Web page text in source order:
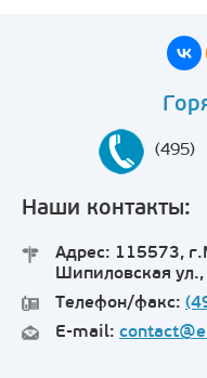
(495)
Наши контакты:
Адрес: 115573,
Шипиловская ул.,
Телефон/факс:
E-mail: